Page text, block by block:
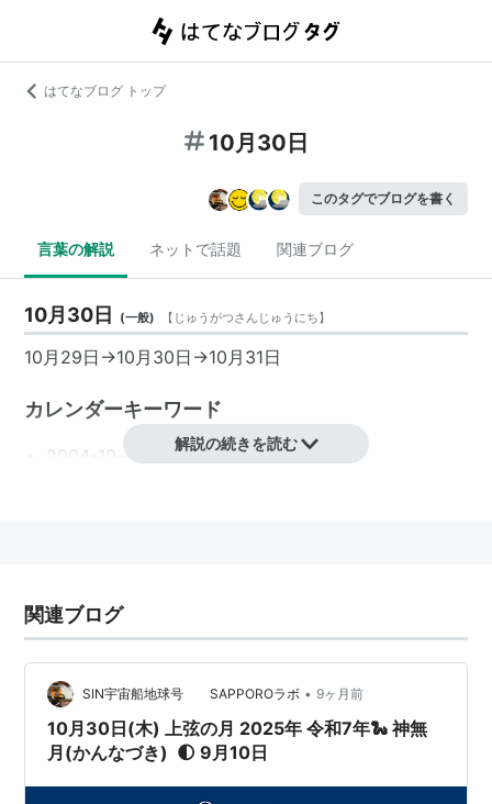
はてなブログ トップ
10月30日
このタグでブログを書く
言葉の解説 ネットで話題 関連ブログ
10月30日 (一般) 【 じゅうがつさんじゅうにち】
10月29日 →10月30日 →10月31日
カレンダーキーワード
2004-10-30
2009-10-30
記念日
予定
解説の続きを読む
関連ブログ
SIN宇宙船地球号 SAPPOROラボ • 9ヶ月前
10月30日(木) 上弦の月 2025年 令和7年🐍 神無
月(かんなづき) 🌓 9月10日